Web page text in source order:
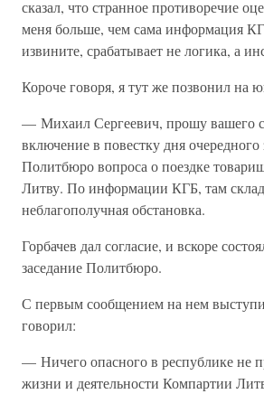
сказал, что странное противоречие
меня больше, чем сама информация
извините, срабатывает не логика, а
Короче говоря, я тут же позвонил на
— Михаил Сергеевич, прошу вашего
включение в повестку дня очередного
Политбюро вопроса о поездке
Литву. По информации КГБ, там
неблагополучная обстановка.
Горбачев дал согласие, и вскоре
заседание Политбюро.
С первым сообщением на нем
говорил:
— Ничего опасного в республике не
жизни и деятельности Компартии